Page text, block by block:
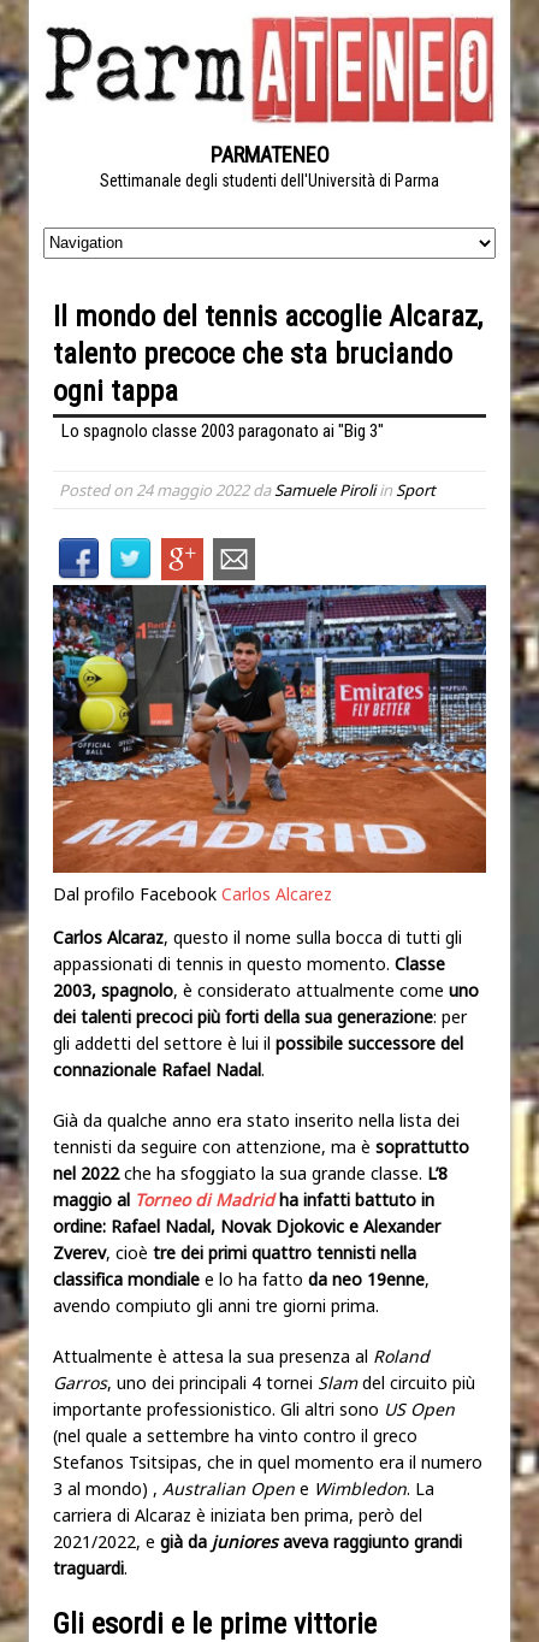
PARMATENEO
Settimanale degli studenti dell'Università di Parma
Il mondo del tennis accoglie Alcaraz,
talento precoce che sta bruciando
ogni tappa
Lo spagnolo classe 2003 paragonato ai "Big 3"
Posted on 24 maggio 2022daSamuele PiroliinSport
Dal profilo Facebook Carlos Alcarez
Carlos Alcaraz, questo il nome sulla bocca di tutti gli
appassionati di tennis in questo momento. Classe
2003, spagnolo, è considerato attualmente come uno
dei talenti precoci più forti della sua generazione: per
gli addetti del settore è lui il possibile successore del
connazionale Rafael Nadal.
Già da qualche anno era stato inserito nella lista dei
tennisti da seguire con attenzione, ma è soprattutto
nel 2022che ha sfoggiato la sua grande classe. L’8
maggio al Torneo di Madridha infatti battuto in
ordine: Rafael Nadal, Novak Djokovic e Alexander
Zverev, cioè tre dei primi quattro tennisti nella
classifica mondiale e lo ha fatto da neo 19enne,
avendo compiuto gli anni tre giorni prima.
Attualmente è attesa la sua presenza al Roland
Garros, uno dei principali 4 tornei Slamdel circuito più
importante professionistico. Gli altri sono US Open
(nel quale a settembre ha vinto contro il greco
Stefanos Tsitsipas, che in quel momento era il numero
3 al mondo) , Australian Open e Wimbledon. La
carriera di Alcaraz è iniziata ben prima, però del
2021/2022, e già da junioresaveva raggiunto grandi
traguardi.
Gli esordi e le prime vittorie